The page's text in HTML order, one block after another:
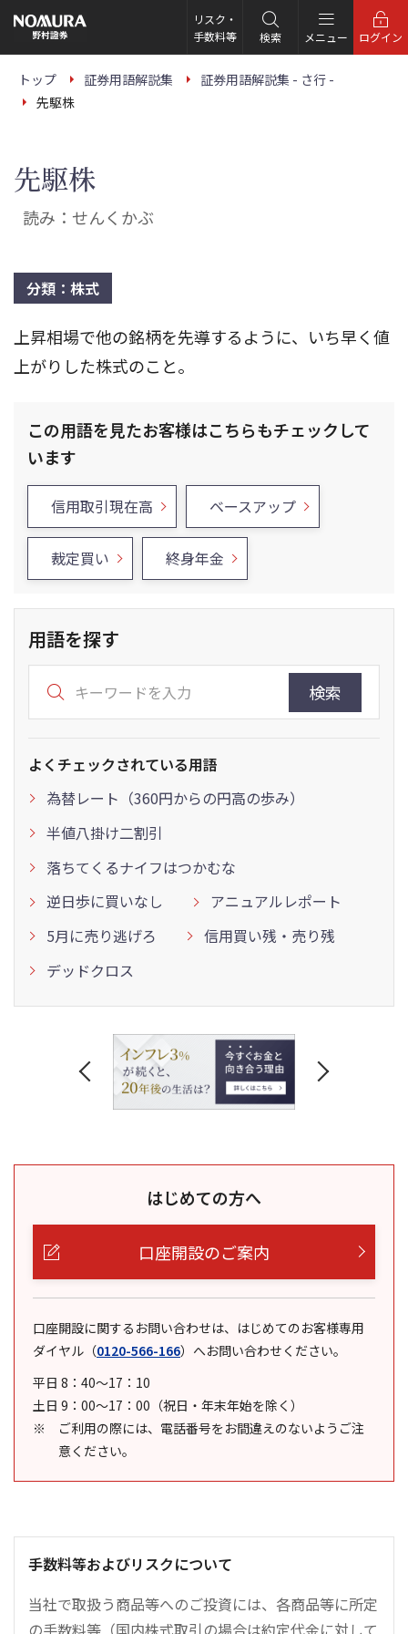
の
ー
リスク・
手数料等
検索 メニュー ログイン
トップ 証券用語解説集
証券用語解説集 - さ行 -
先駆株
先駆株
読み：せんくかぶ
分類：株式
上昇相場で他の銘柄を先導するように、いち早く値
上がりした株式のこと。
この用語を見たお客様はこちらもチェックして
います
信用取引現在高 ベースアップ
裁定買い 終身年金
用語を探す
検索
よくチェックされている用語
為替レート（360円からの円高の歩み）
半値八掛け二割引
落ちてくるナイフはつかむな
逆日歩に買いなし
アニュアルレポート
5月に売り逃げろ
信用買い残・売り残
デッドクロス
はじめての方へ
口座開設のご案内
口座開設に関するお問い合わせは、はじめてのお客様専用
ダイヤル （0120-566-166） へお問い合わせください。
平日 8：40～17：10
土日 9：00～17：00（祝日・年末年始を除く）
ご利用の際には、電話番号をお間違えのないようご注
意ください。
手数料等およびリスクについて
当社で取扱う商品等へのご投資には、各商品等に所定